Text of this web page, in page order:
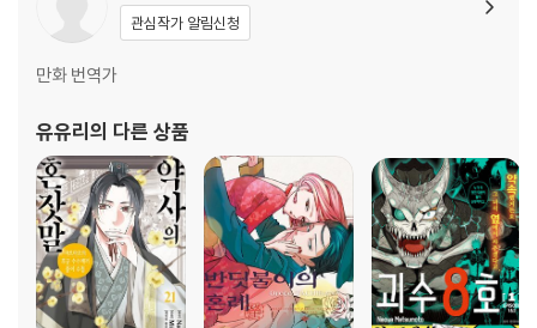
관심작가 알림신청
만화 번역가
유유리 의 다른 상품